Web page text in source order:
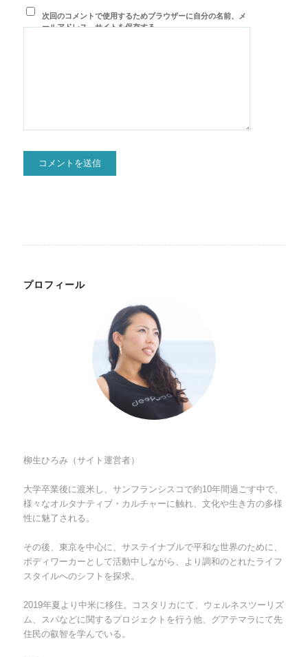
次回のコメントで使用するためブラウザーに自分の名前、メ
ールアドレス、サイトを保存する。
プロフィール
柳生ひろみ（サイト運営者）
大学卒業後に渡米し、サンフランシスコで約10年間過ごす中で、
様々なオルタナティブ・カルチャーに触れ、文化や生き方の多様
性に魅了される。
その後、東京を中心に、サステイナブルで平和な世界のために、
ボディワーカーとして活動中しながら、より調和のとれたライフ
スタイルへのシフトを探求。
2019年夏より中米に移住。コスタリカにて、ウェルネスツーリズ
ム、スパなどに関するプロジェクトを行う他、グアテマラにて先
住民の叡智を学んでいる。